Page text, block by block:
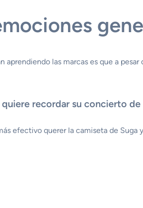
aprendiendo las marcas es que a
quiere recordar su concierto de
efectivo querer la camiseta de Suga